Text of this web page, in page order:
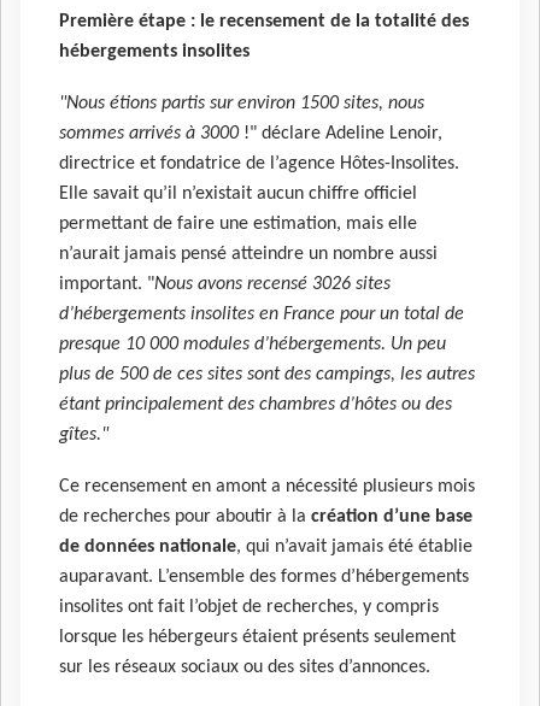
Première étape : le recensement de la totalité des
hébergements insolites
"Nous étions partis sur environ 1500 sites, nous
sommes arrivés à 3000!" déclare Adeline Lenoir,
directrice et fondatrice de l’agence Hôtes-Insolites.
Elle savait qu’il n’existait aucun chiffre officiel
permettant de faire une estimation, mais elle
n’aurait jamais pensé atteindre un nombre aussi
important. "Nous avons recensé 3026 sites
d’hébergements insolites en France pour un total de
presque 10 000 modules d’hébergements. Un peu
plus de 500 de ces sites sont des campings, les autres
étant principalement des chambres d’hôtes ou des
gîtes."
Ce recensement en amont a nécessité plusieurs mois
de recherches pour aboutir à la création d’une base
de données nationale, qui n’avait jamais été établie
auparavant. L’ensemble des formes d’hébergements
insolites ont fait l’objet de recherches, y compris
lorsque les hébergeurs étaient présents seulement
sur les réseaux sociaux ou des sites d’annonces.